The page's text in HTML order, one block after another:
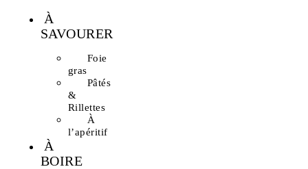
À
SAVOURER
Foie
gras
Pâtés
&
Rillettes
À
l’apéritif
À
BOIRE